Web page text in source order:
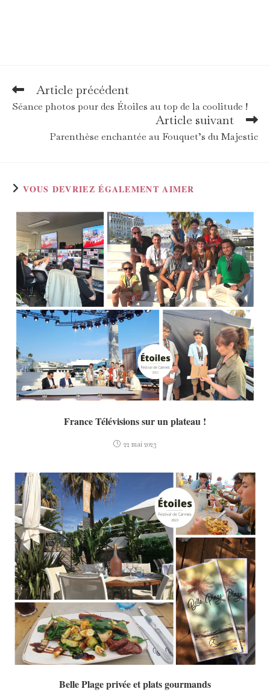
Read
more
articles
Article précédent
Séance photos pour des Étoiles au top de la coolitude !
Article suivant
Parenthèse enchantée au Fouquet’s du Majestic
VOUS DEVRIEZ ÉGALEMENT AIMER
France Télévisions sur un plateau !
22 mai 2023
Belle Plage privée et plats gourmands